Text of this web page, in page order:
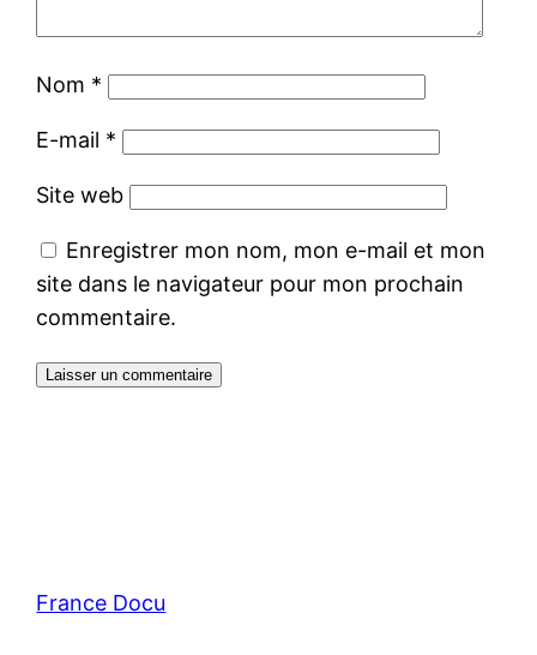
Nom *
E-mail *
Site web
Enregistrer mon nom, mon e-mail et mon
site dans le navigateur pour mon prochain
commentaire.
France Docu